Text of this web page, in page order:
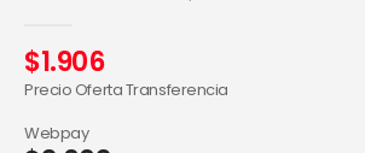
$1.906
Precio Oferta Transferencia
Webpay